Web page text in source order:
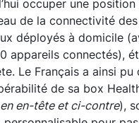
occuper une
de la connectivité
déployés à domicile
appareils connectés),
Le Français a ainsi pu
de sa box
en-tête et ci-contre),